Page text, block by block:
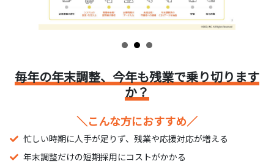
毎年の年末調整、今年も残業で乗り切ります
か？
＼こんな方におすすめ／
忙しい時期に人手が足りず、残業や応援対応が増える
年末調整だけの短期採用にコストがかかる